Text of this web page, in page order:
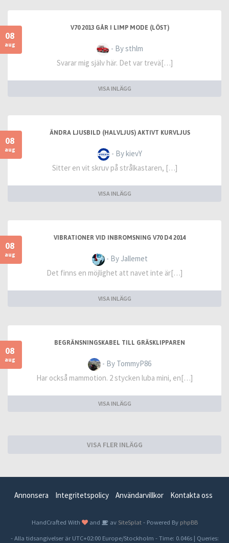
08
aug
V70 2013 GÅR I LIMP MODE (LÖST)
- By sthlm
Svarar mig själv här. Det var trevä[…]
VISA INLÄGG
08
aug
ÄNDRA LJUSBILD (HALVLJUS) AKTIVT KURVLJUS
- By kievY
Sitter en vit skruv på strålkastaren, […]
VISA INLÄGG
08
aug
VIBRATIONER VID INBROMSNING V70 D4 2014
- By Jallemet
Det finns en möjlighet att navet inte är[…]
VISA INLÄGG
08
aug
BEGRÄNSNINGSKABEL TILL GRÄSKLIPPAREN
- By TommyP86
Har också mammotion. 2 stycken luba mini, en[…]
VISA INLÄGG
VISA FLER INLÄGG
Annonsera Integritetspolicy Användarvillkor Kontakta oss
HandCrafted With and avSiteSplat- Powered By phpBB
- Alla tidsangivelser är UTC+02:00 Europe/Stockholm - Time: 0.046s| Queries: